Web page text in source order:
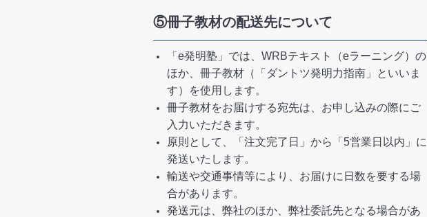
⑤冊子教材の配送先について
「e発明塾」では、WRBテキスト（eラーニング）の
ほか、冊子教材（「ダントツ発明力指南」といいま
す）を使用します。
冊子教材をお届けする宛先は、お申し込みの際にご
入力いただきます。
原則として、「注文完了日」から「5営業日以内」に
発送いたします。
輸送や交通事情等により、お届けに日数を要する場
合があります。
発送元は、弊社のほか、弊社委託先となる場合があ